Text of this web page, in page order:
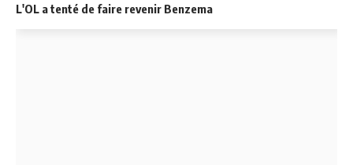
L'OL a tenté de faire revenir Benzema